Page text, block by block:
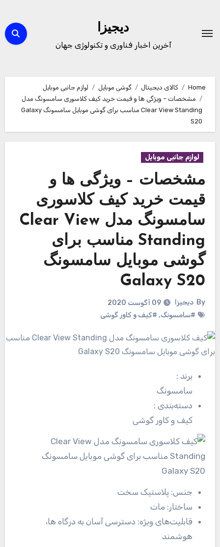
content
دیجیزا
آخرین اخبار فناوری و تکنولوژی جهان
Home کالای دیجیتال گوشی موبایل
لوازم جانبی موبایل
مشخصات – ویژگی ها و قیمت خرید کیف کلاسوری سامسونگ مدل
Clear View Standing مناسب برای گوشی موبایل سامسونگ Galaxy
S20
لوازم جانبی موبایل
مشخصات – ویژگی ها و
قیمت خرید کیف کلاسوری
سامسونگ مدل Clear View
Standing مناسب برای
گوشی موبایل سامسونگ
Galaxy S20
By دیجیزا
09 آگوست 2020
#سامسونگ, #کیف و کاور گوشی
برند:
سامسونگ
دسته‌بندی:
کیف و کاور گوشی
جنس: پلاستیک سخت
ساختار: مات
قابلیت‌های ویژه: دسترسی آسان به درگاه ها،
هوشمند